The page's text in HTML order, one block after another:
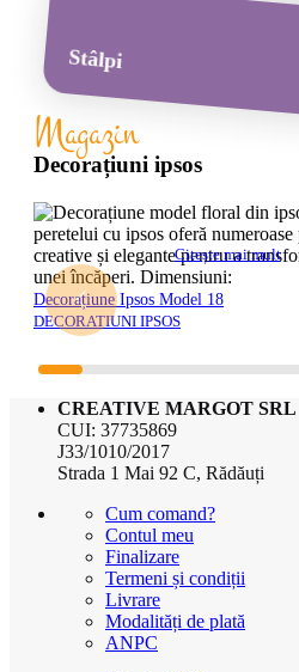
Stâlpi
Magazin
Decorațiuni ipsos
Citește mai mult
Decorațiune Ipsos Model 18
DECORATIUNI IPSOS
CREATIVE MARGOT SRL
CUI: 37735869
J33/1010/2017
Strada 1 Mai 92 C, Rădăuți
Cum comand?
Contul meu
Finalizare
Termeni și condiții
Livrare
Modalități de plată
ANPC